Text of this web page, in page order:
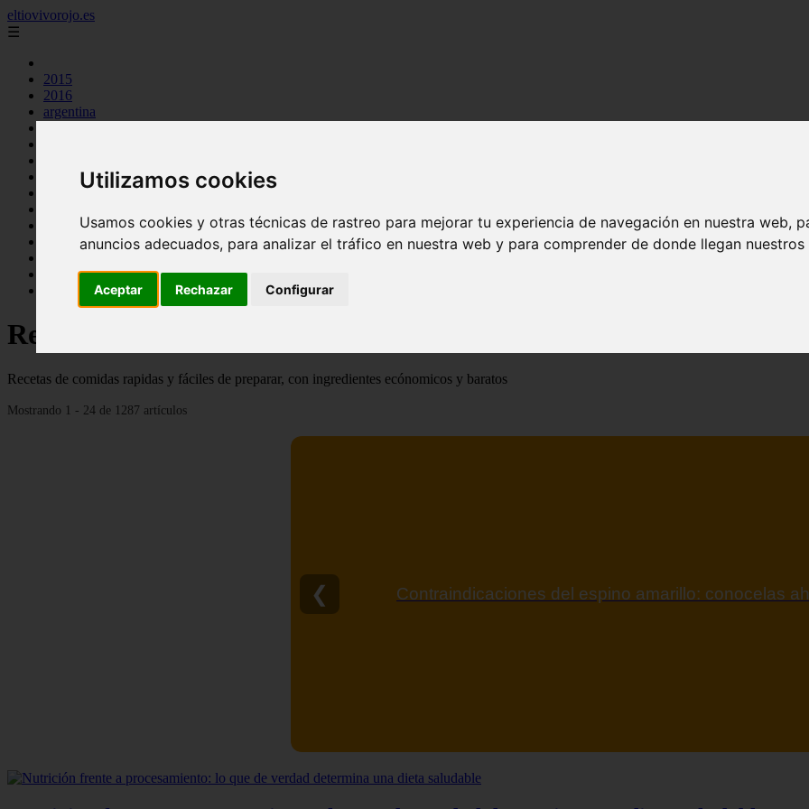
Utilizamos cookies
Usamos cookies y otras técnicas de rastreo para mejorar tu experiencia de navegación en nuestra web,
anuncios adecuados, para analizar el tráfico en nuestra web y para comprender de donde llegan nuestros
Aceptar Rechazar Configurar
eltiovivorojo.es
☰
2015
2016
argentina
huevos
mariscos
postres
producto
venezuela
Recetas faciles y rápidas
Recetas de comidas rapidas y fáciles de preparar, con ingredientes ecónomicos y baratos
Mostrando 1 - 24 de 1287 artículos
Contraindicaciones del espino amarillo: conocelas
❮